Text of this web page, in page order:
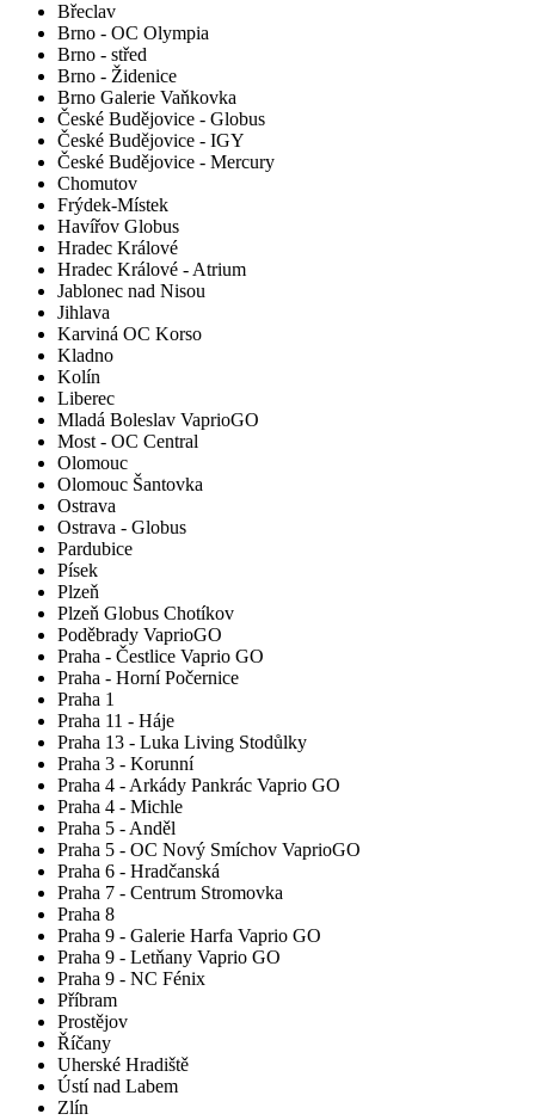
Břeclav
Brno - OC Olympia
Brno - střed
Brno - Židenice
Brno Galerie Vaňkovka
České Budějovice - Globus
České Budějovice - IGY
České Budějovice - Mercury
Chomutov
Frýdek-Místek
Havířov Globus
Hradec Králové
Hradec Králové - Atrium
Jablonec nad Nisou
Jihlava
Karviná OC Korso
Kladno
Kolín
Liberec
Mladá Boleslav VaprioGO
Most - OC Central
Olomouc
Olomouc Šantovka
Ostrava
Ostrava - Globus
Pardubice
Písek
Plzeň
Plzeň Globus Chotíkov
Poděbrady VaprioGO
Praha - Čestlice Vaprio GO
Praha - Horní Počernice
Praha 1
Praha 11 - Háje
Praha 13 - Luka Living Stodůlky
Praha 3 - Korunní
Praha 4 - Arkády Pankrác Vaprio GO
Praha 4 - Michle
Praha 5 - Anděl
Praha 5 - OC Nový Smíchov VaprioGO
Praha 6 - Hradčanská
Praha 7 - Centrum Stromovka
Praha 8
Praha 9 - Galerie Harfa Vaprio GO
Praha 9 - Letňany Vaprio GO
Praha 9 - NC Fénix
Příbram
Prostějov
Říčany
Uherské Hradiště
Ústí nad Labem
Zlín